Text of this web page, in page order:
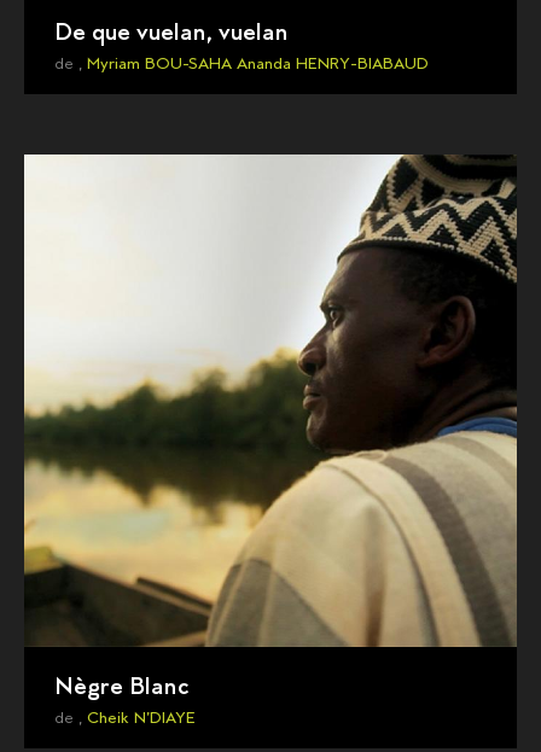
De que vuelan, vuelan
de , Myriam BOU-SAHA Ananda HENRY-BIABAUD
Nègre Blanc
de , Cheik N'DIAYE